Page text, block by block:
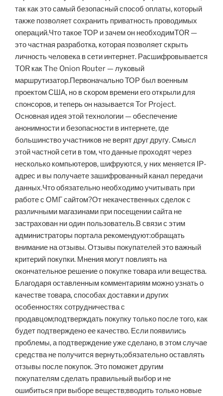
так как это самый безопасный способ оплаты, который
также позволяет сохранить приватность проводимых
операций.Что такое ТОР и зачем он необходимTOR —
это частная разработка, которая позволяет скрыть
личность человека в сети интернет. Расшифровывается
TOR как The Onion Router — луковый
маршрутизатор.Первоначально ТОР был военным
проектом США, но в скором времени его открыли для
спонсоров, и теперь он называется Tor Project.
Основная идея этой технологии — обеспечение
анонимности и безопасности в интернете, где
большинство участников не верят друг другу. Смысл
этой частной сети в том, что данные проходят через
несколько компьютеров, шифруются, у них меняется IP-
адрес и вы получаете зашифрованный канал передачи
данных.Что обязательно необходимо учитывать при
работе с ОМГ сайтом?От некачественных сделок с
различными магазинами при посещении сайта не
застрахован ни один пользователь.В связи с этим
администраторы портала рекомендуют:обращать
внимание на отзывы. Отзывы покупателей это важный
критерий покупки. Мнения могут повлиять на
окончательное решение о покупке товара или вещества.
Благодаря оставленным комментариям можно узнать о
качестве товара, способах доставки и других
особенностях сотрудничества с
продавцом;подтверждать покупку только после того, как
будет подтверждено ее качество. Если появились
проблемы, а подтверждение уже сделано, в этом случае
средства не получится вернуть;обязательно оставлять
отзывы после покупок. Это поможет другим
покупателям сделать правильный выбор и не
ошибиться при выборе веществ;вводить только новые